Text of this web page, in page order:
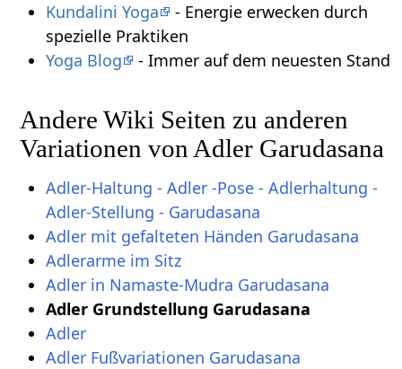
Kundalini Yoga
- Energie erwecken durch
spezielle Praktiken
Yoga Blog
- Immer auf dem neuesten Stand
Andere Wiki Seiten zu anderen
Variationen von Adler Garudasana
Adler-Haltung - Adler -Pose - Adlerhaltung -
Adler-Stellung - Garudasana
Adler mit gefalteten Händen Garudasana
Adlerarme im Sitz
Adler in Namaste-Mudra Garudasana
Adler Grundstellung Garudasana
Adler
Adler Fußvariationen Garudasana